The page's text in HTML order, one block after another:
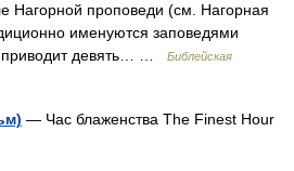
Нагорной проповеди (см. Нагорная
именуются заповедями
девять… …
Библейская
— Час блаженства The Finest Hour